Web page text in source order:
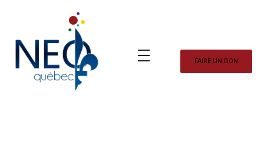
FAIRE UN DON